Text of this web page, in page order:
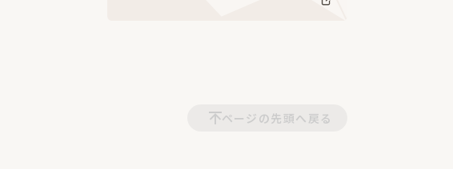
ページの先頭へ戻る